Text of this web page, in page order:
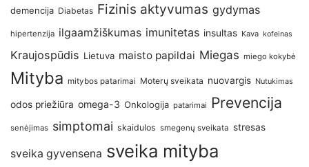
demencija Diabetas Fizinis aktyvumas gydymas
hipertenzija ilgaamžiškumas imunitetas insultas Kava kofeinas
Kraujospūdis Lietuva maisto papildai Miegas miego kokybė
Mityba mitybos patarimai Moterų sveikata nuovargis Nutukimas
odos priežiūra omega-3 Onkologija patarimai Prevencija
senėjimas simptomai skaidulos smegenų sveikata stresas
sveika gyvensena sveika mityba